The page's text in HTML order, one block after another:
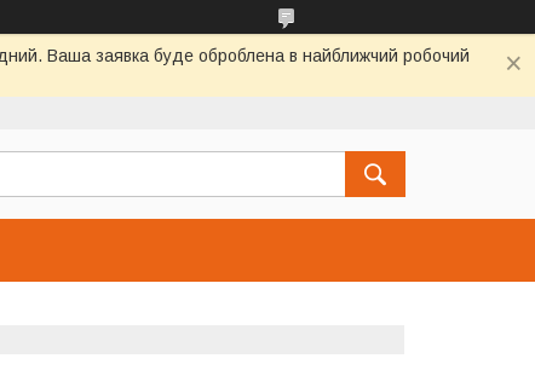
Ваша заявка буде оброблена в найближчий робочий